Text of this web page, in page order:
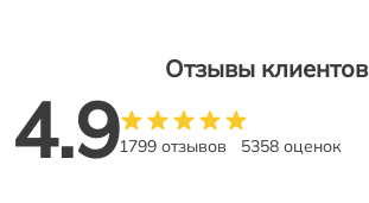
Отзывы клиентов
4.91799 отзывов 5358 оценок